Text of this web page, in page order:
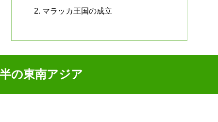
マラッカ王国の成立
の東南アジア